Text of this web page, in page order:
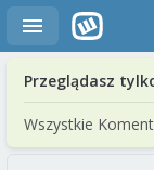
Przeglądasz
Wszystkie